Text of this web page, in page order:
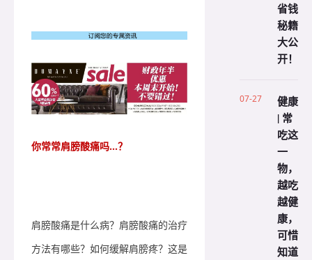
你常常肩膀酸痛吗...？
肩膀酸痛是什么病？肩膀酸痛的治疗
方法有哪些？如何缓解肩膀疼？这是
省钱
秘籍
大公
开！
07-27
健康
| 常
吃这
一
物，
越吃
越健
康，
可惜
知道